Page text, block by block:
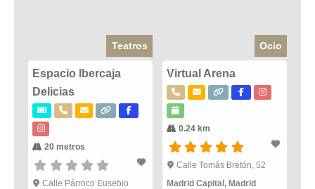
Teatros
Espacio Ibercaja
Delicias
20 metros
Calle Párroco Eusebio
Ocio
Virtual Arena
0.24 km
Calle Tomás Bretón, 52
Madrid Capital , Madrid